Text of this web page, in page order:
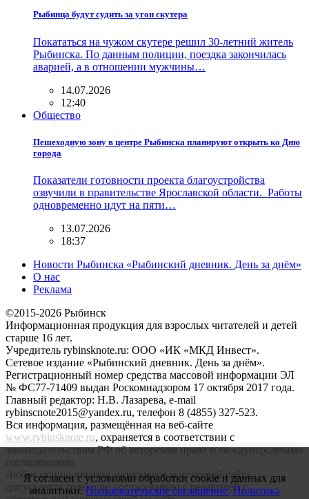
Рыбинца будут судить за угон скутера
Покататься на чужом скутере решил 30-летний житель
Рыбинска. По данным полиции, поездка закончилась
аварией, а в отношении мужчины…
14.07.2026
12:40
Общество
Пешеходную зону в центре Рыбинска планируют открыть ко Дню
города
Показатели готовности проекта благоустройства
озвучили в правительстве Ярославской области. Работы
одновременно идут на пяти…
13.07.2026
18:37
Новости Рыбинска «Рыбинский дневник. День за днём»
О нас
Реклама
©2015-2026 Рыбинск
Информационная продукция для взрослых читателей и детей
старше 16 лет.
Учредитель rybinsknote.ru: ООО «ИК «МКД Инвест».
Сетевое издание «Рыбинский дневник. День за днём».
Регистрационный номер средства массовой информации ЭЛ
№ ФС77-71409 выдан Роскомнадзором 17 октября 2017 года.
Главный редактор: Н.В. Лазарева, e-mail
rybinscnote2015@yandex.ru, телефон 8 (4855) 327-523.
Вся информация, размещённая на веб-сайте
www.rybinsknote.ru, охраняется в соответствии с
законодательством РФ об авторском праве и международными
соглашениями.
Любое использование материалов и новостей сайта
допускается только по согласованию с редакцией с
Я согласен с условиями обработки cookie и данных для
аналитики. Пользовательское соглашение. Политика